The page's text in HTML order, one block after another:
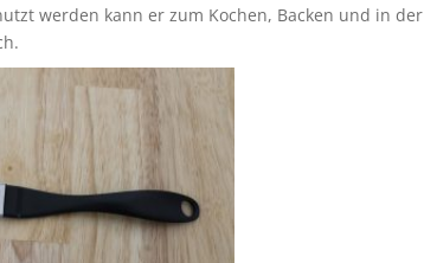
werden kann er zum Kochen, Backen und in der